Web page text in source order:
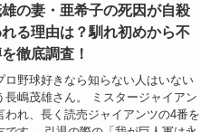
の妻・亜希子の死因が自殺
る理由は？馴れ初めから不
徹底調査！
ロ野球好きなら知らない人はいない
長嶋茂雄さん。 ミスタージャイアン
われ、長く読売ジャイアンツの4番を